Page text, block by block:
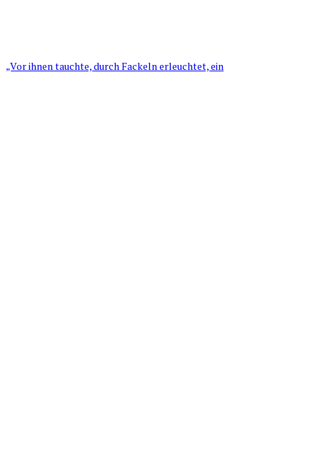
„Vor ihnen tauchte, durch Fackeln erleuchtet, ein